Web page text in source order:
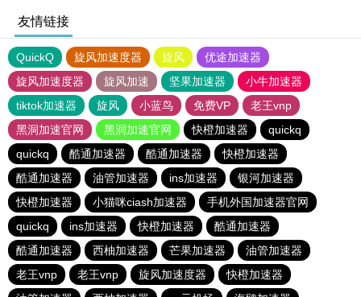
友情链接
QuickQ 旋风加速度器 旋风
优途加速器
旋风加速度器
旋风加速 坚果加速器
小牛加速器
tiktok加速器
旋风 小蓝鸟 免费VP
老王vnp
黑洞加速官网
黑洞加速官网 快橙加速器
quickq
quickq
酷通加速器 酷通加速器
快橙加速器
酷通加速器
油管加速器 ins加速器
银河加速器
快橙加速器
小猫咪ciash加速器
手机外国加速器官网
quickq
ins加速器 快橙加速器
酷通加速器
酷通加速器
西柚加速器 芒果加速器
油管加速器
老王vnp
老王vnp 旋风加速度器
快橙加速器